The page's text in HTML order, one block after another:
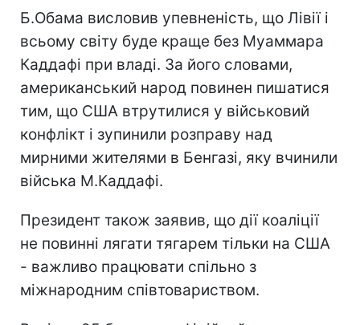
Б.Обама висловив упевненість, що Лівії і
всьому світу буде краще без Муаммара
Каддафі при владі. За його словами,
американський народ повинен пишатися
тим, що США втрутилися у військовий
конфлікт і зупинили розправу над
мирними жителями в Бенгазі, яку вчинили
війська М.Каддафі.
Президент також заявив, що дії коаліції
не повинні лягати тягарем тільки на США
- важливо працювати спільно з
міжнародним співтовариством.